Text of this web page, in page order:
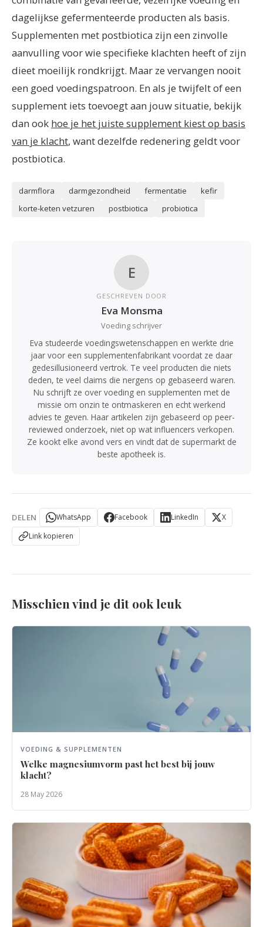
dagelijkse gefermenteerde producten als basis.
Supplementen met postbiotica zijn een zinvolle
aanvulling voor wie specifieke klachten heeft of zijn
dieet moeilijk rondkrijgt. Maar ze vervangen nooit
een goed voedingspatroon. En als je twijfelt of een
supplement iets toevoegt aan jouw situatie, bekijk
dan ook hoe je het juiste supplement kiest op basis
van je klacht, want dezelfde redenering geldt voor
postbiotica.
darmflora darmgezondheid fermentatie
kefir
korte-keten vetzuren
postbiotica probiotica
E
GESCHREVEN DOOR
Eva Monsma
Voeding schrijver
Eva studeerde voedingswetenschappen en werkte drie
jaar voor een supplementenfabrikant voordat ze daar
gedesillusioneerd vertrok. Te veel producten die niets
deden, te veel claims die nergens op gebaseerd waren.
Nu schrijft ze over voeding en supplementen met de
missie om onzin te ontmaskeren en echt werkend
advies te geven. Haar artikelen zijn gebaseerd op peer-
reviewed onderzoek, niet op wat influencers verkopen.
Ze kookt elke avond vers en vindt dat de supermarkt de
beste apotheek is.
DELEN WhatsApp Facebook LinkedIn
X
Link kopieren
Misschien vind je dit ook leuk
VOEDING & SUPPLEMENTEN
Welke magnesiumvorm past het best bij jouw
klacht?
28 May 2026